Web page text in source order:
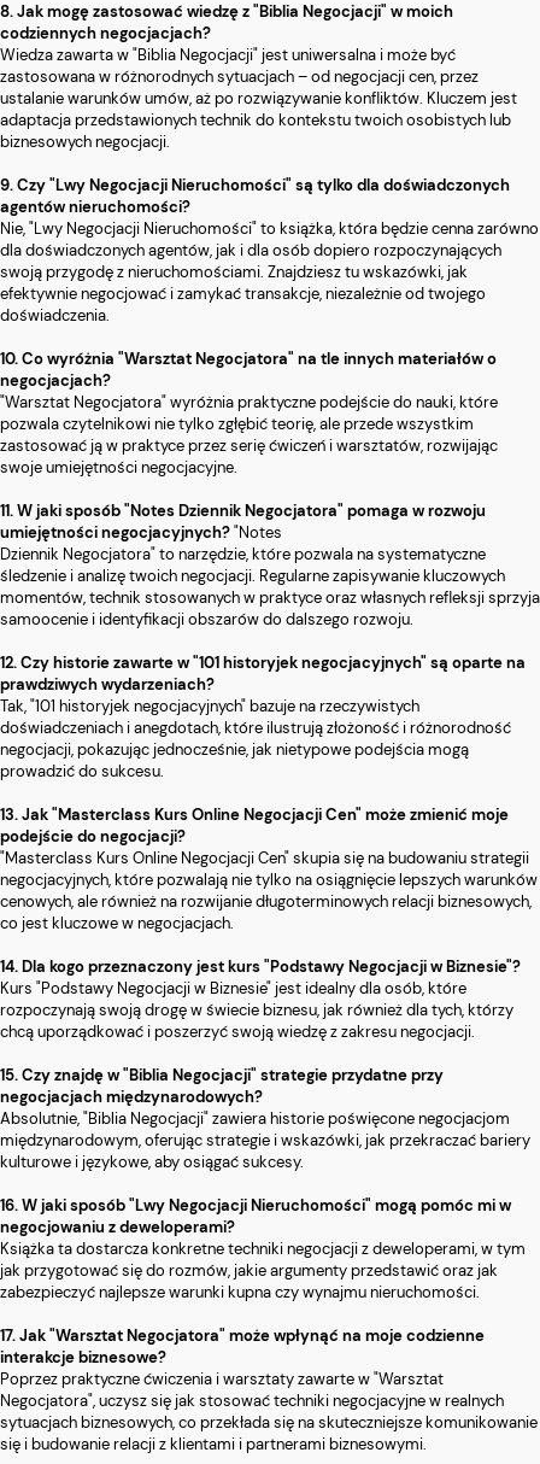
8. Jak mogę zastosować wiedzę z "Biblia Negocjacji" w moich
codziennych negocjacjach?
Wiedza zawarta w "Biblia Negocjacji" jest uniwersalna i może być
zastosowana w różnorodnych sytuacjach – od negocjacji cen, przez
ustalanie warunków umów, aż po rozwiązywanie konfliktów. Kluczem jest
adaptacja przedstawionych technik do kontekstu twoich osobistych lub
biznesowych negocjacji.
9. Czy "Lwy Negocjacji Nieruchomości" są tylko dla doświadczonych
agentów nieruchomości?
Nie, "Lwy Negocjacji Nieruchomości" to książka, która będzie cenna zarówno
dla doświadczonych agentów, jak i dla osób dopiero rozpoczynających
swoją przygodę z nieruchomościami. Znajdziesz tu wskazówki, jak
efektywnie negocjować i zamykać transakcje, niezależnie od twojego
doświadczenia.
10. Co wyróżnia "Warsztat Negocjatora" na tle innych materiałów o
negocjacjach?
"Warsztat Negocjatora" wyróżnia praktyczne podejście do nauki, które
pozwala czytelnikowi nie tylko zgłębić teorię, ale przede wszystkim
zastosować ją w praktyce przez serię ćwiczeń i warsztatów, rozwijając
swoje umiejętności negocjacyjne.
11. W jaki sposób "Notes Dziennik Negocjatora" pomaga w rozwoju
umiejętności negocjacyjnych?"Notes
Dziennik Negocjatora" to narzędzie, które pozwala na systematyczne
śledzenie i analizę twoich negocjacji. Regularne zapisywanie kluczowych
momentów, technik stosowanych w praktyce oraz własnych refleksji sprzyja
samoocenie i identyfikacji obszarów do dalszego rozwoju.
12. Czy historie zawarte w "101 historyjek negocjacyjnych" są oparte na
prawdziwych wydarzeniach?
Tak, "101 historyjek negocjacyjnych" bazuje na rzeczywistych
doświadczeniach i anegdotach, które ilustrują złożoność i różnorodność
negocjacji, pokazując jednocześnie, jak nietypowe podejścia mogą
prowadzić do sukcesu.
13. Jak "Masterclass Kurs Online Negocjacji Cen" może zmienić moje
podejście do negocjacji?
"Masterclass Kurs Online Negocjacji Cen" skupia się na budowaniu strategii
negocjacyjnych, które pozwalają nie tylko na osiągnięcie lepszych warunków
cenowych, ale również na rozwijanie długoterminowych relacji biznesowych,
co jest kluczowe w negocjacjach.
14. Dla kogo przeznaczony jest kurs "Podstawy Negocjacji w Biznesie"?
Kurs "Podstawy Negocjacji w Biznesie" jest idealny dla osób, które
rozpoczynają swoją drogę w świecie biznesu, jak również dla tych, którzy
chcą uporządkować i poszerzyć swoją wiedzę z zakresu negocjacji.
15. Czy znajdę w "Biblia Negocjacji" strategie przydatne przy
negocjacjach międzynarodowych?
Absolutnie, "Biblia Negocjacji" zawiera historie poświęcone negocjacjom
międzynarodowym, oferując strategie i wskazówki, jak przekraczać bariery
kulturowe i językowe, aby osiągać sukcesy.
16. W jaki sposób "Lwy Negocjacji Nieruchomości" mogą pomóc mi w
negocjowaniu z deweloperami?
Książka ta dostarcza konkretne techniki negocjacji z deweloperami, w tym
jak przygotować się do rozmów, jakie argumenty przedstawić oraz jak
zabezpieczyć najlepsze warunki kupna czy wynajmu nieruchomości.
17. Jak "Warsztat Negocjatora" może wpłynąć na moje codzienne
interakcje biznesowe?
Poprzez praktyczne ćwiczenia i warsztaty zawarte w "Warsztat
Negocjatora", uczysz się jak stosować techniki negocjacyjne w realnych
sytuacjach biznesowych, co przekłada się na skuteczniejsze komunikowanie
się i budowanie relacji z klientami i partnerami biznesowymi.